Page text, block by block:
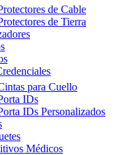
de Cable
de Tierra
para Cuello
IDs
IDs Personalizados
Médicos